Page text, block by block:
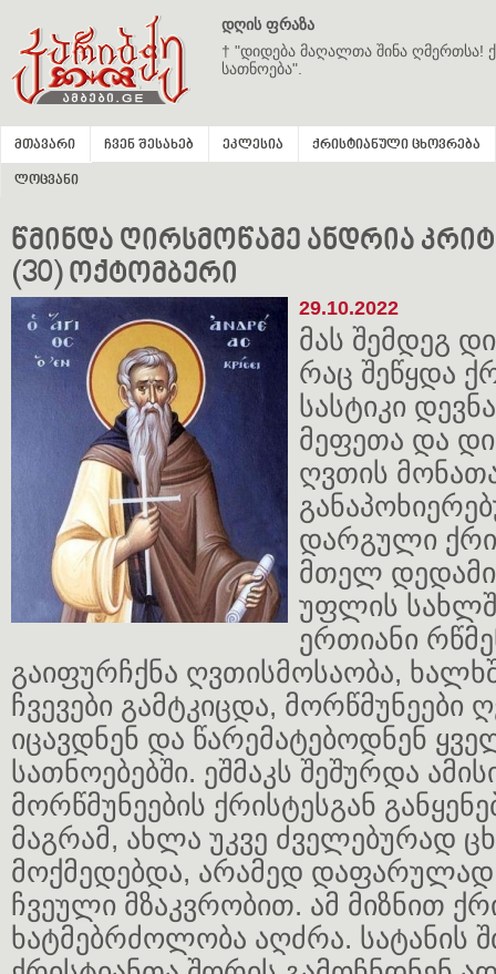
დღის ფრაზა
† "დიდება მაღალთა შინა ღმერთსა!
სათნოება".
მთავარი ჩვენ შესახებ ეკლესია ქრისტიანული ცხოვრება
ლოცვანი
წმინდა ღირსმოწამე ანდრია
(30) ოქტომბერი
29.10.2022
მას შემდეგ
რაც შეწყდა
სასტიკი
მეფეთა და
ღვთის
დარგული
მთელ
უფლის
ერთიანი
გაიფურჩქნა ღვთისმოსაობა,
ჩვევები გამტკიცდა, მორწმუნეები
იცავდნენ და წარემატებოდნენ
სათნოებებში. ეშმაკს შეშურდა
მორწმუნეების ქრისტესგან
მაგრამ, ახლა უკვე ძველებურად
მოქმედებდა, არამედ
ჩვეული მზაკვრობით. ამ მიზნით
ხატმებრძოლობა აღძრა. სატანის